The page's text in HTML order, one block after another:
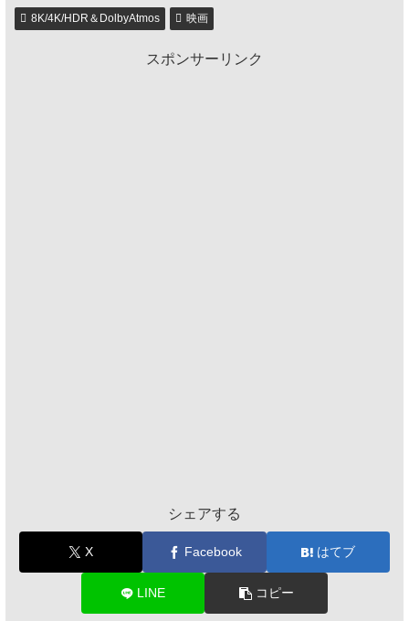
8K/4K/HDR＆DolbyAtmos 映画
スポンサーリンク
シェアする
X Facebook はてブ
LINE コピー